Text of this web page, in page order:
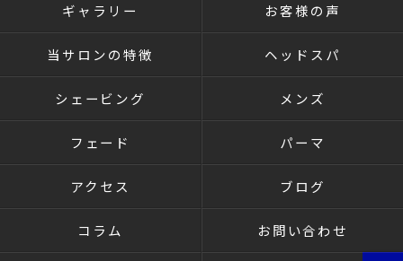
ギャラリー お客様の声
当サロンの特徴 ヘッドスパ
シェービング メンズ
フェード パーマ
アクセス ブログ
コラム お問い合わせ